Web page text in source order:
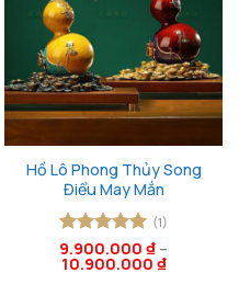
Hồ Lô Phong Thủy Song
Điểu May Mắn
Được xếp
hạng55
(1)
9.900.000 ₫ –
10.900.000 ₫